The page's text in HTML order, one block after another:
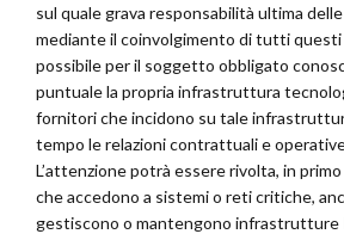
sul quale grava responsabilità ultima
mediante il coinvolgimento di tutti
possibile per il soggetto obbligato
puntuale la propria infrastruttura
fornitori che incidono su tale
tempo le relazioni contrattuali e
L’attenzione potrà essere rivolta, in
che accedono a sistemi o reti critiche,
gestiscono o mantengono infrastrutture